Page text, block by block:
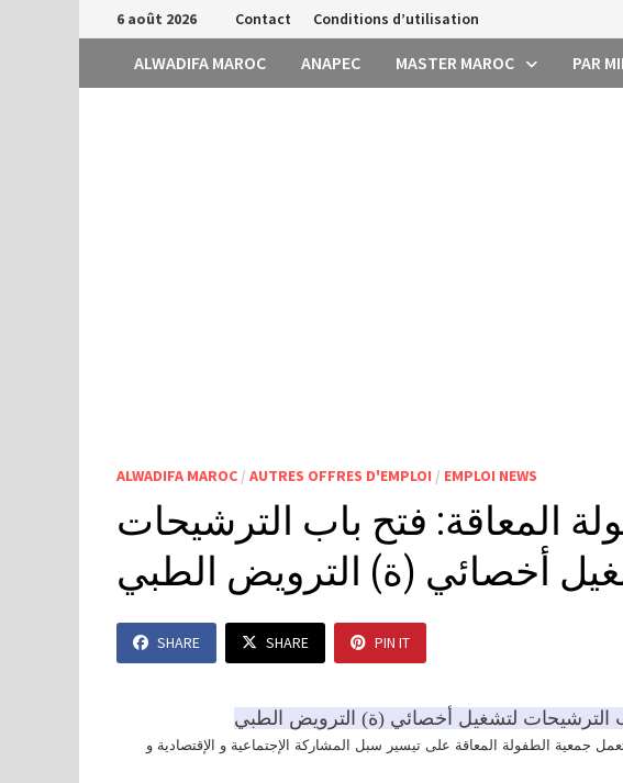
Passer
au
contenu
6 août 2026 Contact Conditions d’utilisation
ALWADIFA MAROC ANAPEC MASTER MAROC PAR
ALWADIFA MAROC /AUTRES OFFRES D'EMPLOI / EMPLOI NEWS
المعاقة: فتح باب الترشيحات
أخصائي (ة) الترويض الطبي
SHARE SHARE PIN IT
الترشيحات لتشغيل أخصائي (ة) الترويض الطبي
تأسيسها يوم الثاني و العشرين من شهر يونيو سنة 1998، تعمل جمعية الطفولة المعاقة على تيسير سبل المشاركة الإجتماعية و الإقتصادية و